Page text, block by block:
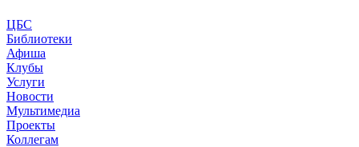
ЦБС
Библиотеки
Афиша
Клубы
Услуги
Новости
Мультимедиа
Проекты
Коллегам